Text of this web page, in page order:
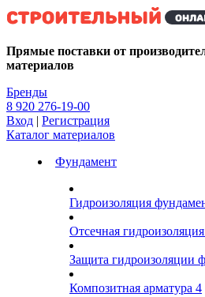
Kg
Прямые поставки от
материалов
Бренды
8 920 276-19-00
Вход | Регистрация
Каталог материалов
Фундамент
Гидроизоляция
Отсечная гидроизоляция
Защита гидроизоляции
Композитная арматура 4